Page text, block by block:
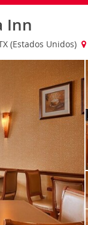
Inn
(Estados Unidos)